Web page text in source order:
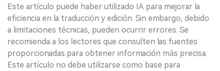
Este artículo puede haber utilizado IA para mejorar la
eficiencia en la traducción y edición. Sin embargo, debido
a limitaciones técnicas, pueden ocurrir errores. Se
recomienda a los lectores que consulten las fuentes
proporcionadas para obtener información más precisa.
Este artículo no debe utilizarse como base para